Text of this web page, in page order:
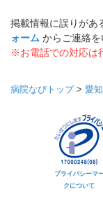
掲載情報に誤りがあ
ォーム からご連絡を
※お電話での対応は
病院なびトップ> 愛
プライバシーマ
クについて